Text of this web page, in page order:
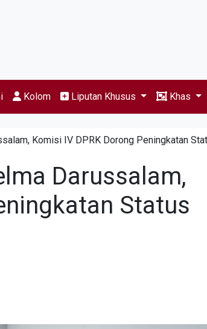
Kolom Liputan Khusus Khas
Komisi IV DPRK Dorong Peningkatan
Darussalam,
Status